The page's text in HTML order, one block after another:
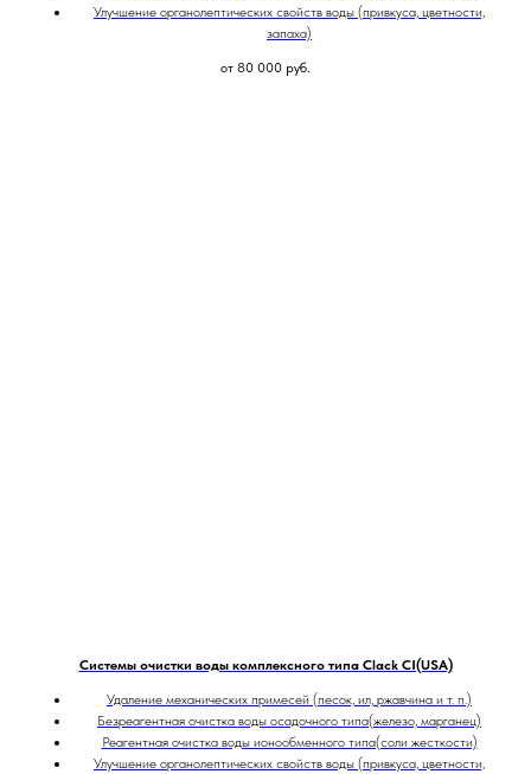
Улучшение органолептических свойств воды (привкуса, цветности,
запаха)
от 80 000 руб.
Системы очистки воды комплексного типа Clack CI(USA)
Удаление механических примесей (песок, ил, ржавчина и т. п.)
Безреагентная очистка воды осадочного типа(железо, марганец)
Реагентная очистка воды ионообменного типа(соли жесткости)
Улучшение органолептических свойств воды (привкуса, цветности,